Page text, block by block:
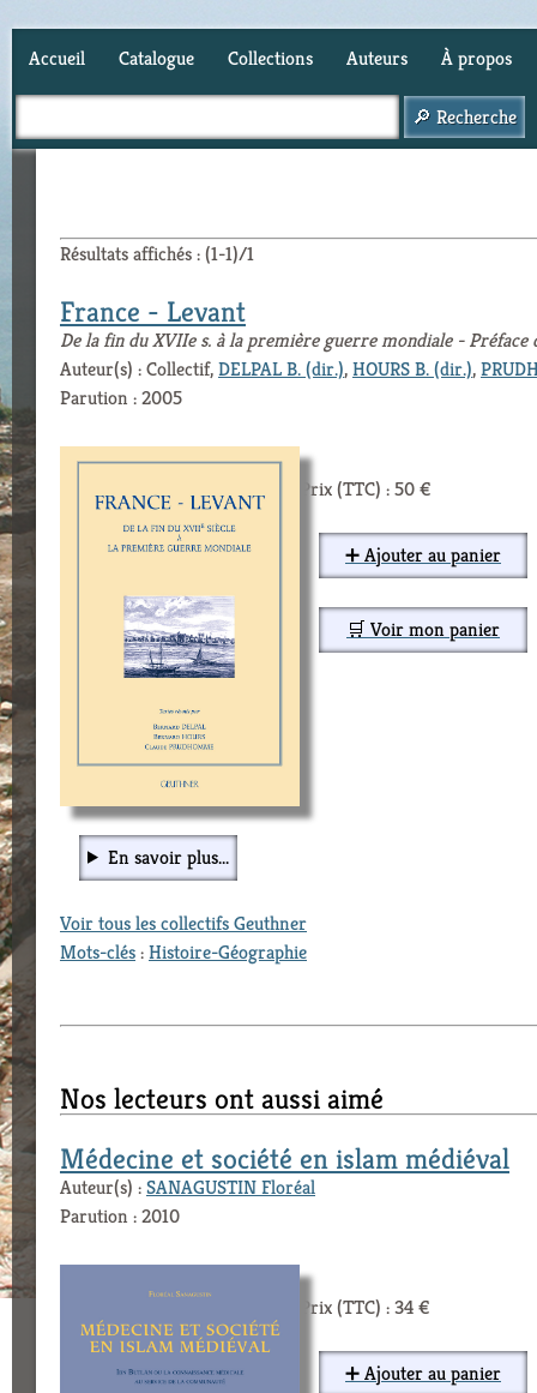
Accueil Catalogue Collections Auteurs À propos
Résultats affichés : (1-1)/1
France - Levant
De la fin du XVIIe s. à la première guerre mondiale - Préface
Auteur(s) : Collectif,DELPAL B. (dir.),HOURS B. (dir.),
Parution : 2005
Prix (TTC) : 50 €
➕ Ajouter au panier
🛒 Voir mon panier
En savoir plus...
Voir tous les collectifs Geuthner
Mots-clés:Histoire-Géographie
Nos lecteurs ont aussi aimé
Médecine et société en islam médiéval
Auteur(s) :SANAGUSTIN Floréal
Parution : 2010
Prix (TTC) : 34 €
➕ Ajouter au panier